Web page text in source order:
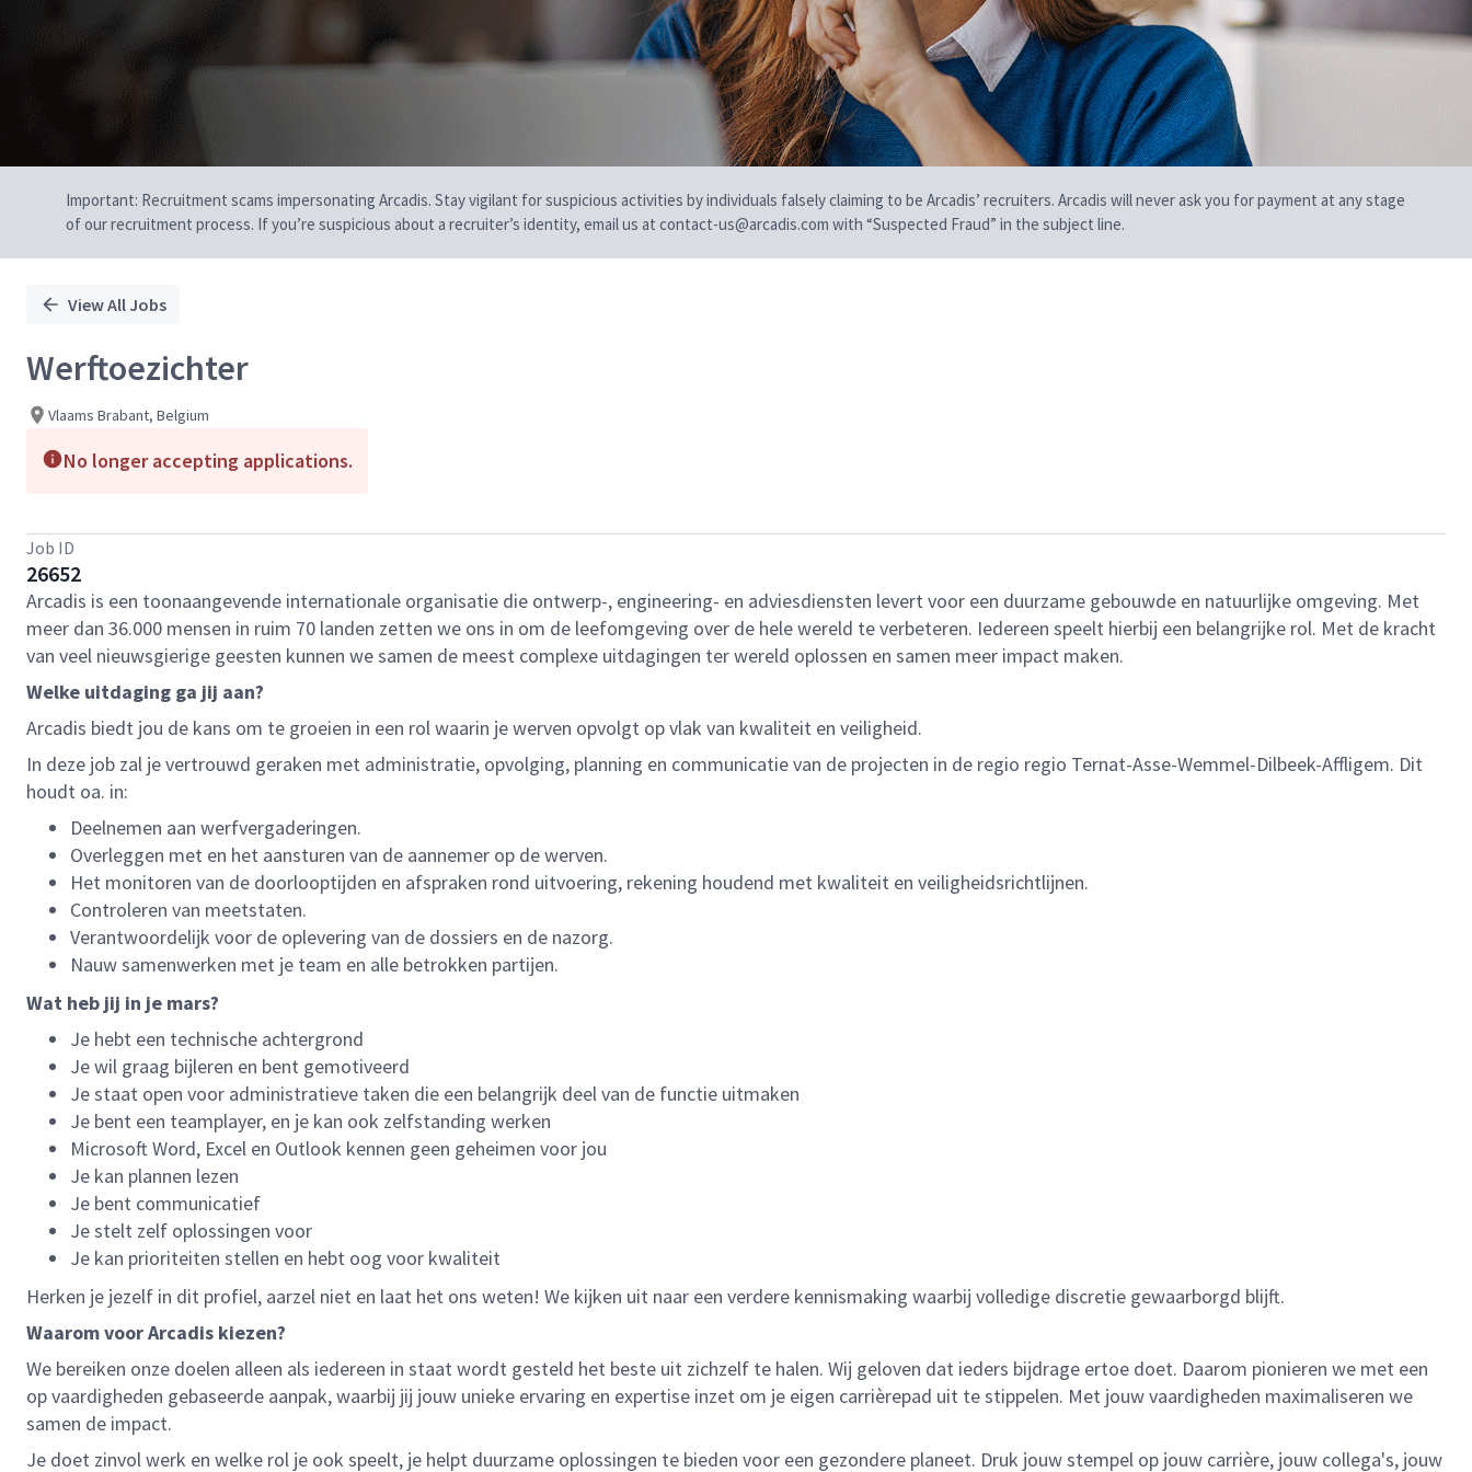
Important: Recruitment scams impersonating Arcadis. Stay vigilant for suspicious activities by individuals falsely claiming to be Arcadis’ recruiters. Arcadis will never ask you for payment at any stage
of our recruitment process. If you’re suspicious about a recruiter’s identity, email us at contact-us@arcadis.com with “Suspected Fraud” in the subject line.
View All Jobs
Werftoezichter
Vlaams Brabant, Belgium
No longer accepting applications.
Job ID
26652
Arcadis is een toonaangevende internationale organisatie die ontwerp-, engineering- en adviesdiensten levert voor een duurzame gebouwde en natuurlijke omgeving. Met
meer dan 36.000 mensen in ruim 70 landen zetten we ons in om de leefomgeving over de hele wereld te verbeteren. Iedereen speelt hierbij een belangrijke rol. Met de kracht
van veel nieuwsgierige geesten kunnen we samen de meest complexe uitdagingen ter wereld oplossen en samen meer impact maken.
Welke uitdaging ga jij aan?
Arcadis biedt jou de kans om te groeien in een rol waarin je werven opvolgt op vlak van kwaliteit en veiligheid.
In deze job zal je vertrouwd geraken met administratie, opvolging, planning en communicatie van de projecten in de regio regio Ternat-Asse-Wemmel-Dilbeek-Affligem. Dit
houdt oa. in:
Deelnemen aan werfvergaderingen.
Overleggen met en het aansturen van de aannemer op de werven.
Het monitoren van de doorlooptijden en afspraken rond uitvoering, rekening houdend met kwaliteit en veiligheidsrichtlijnen.
Controleren van meetstaten.
Verantwoordelijk voor de oplevering van de dossiers en de nazorg.
Nauw samenwerken met je team en alle betrokken partijen.
Wat heb jij in je mars?
Je hebt een technische achtergrond
Je wil graag bijleren en bent gemotiveerd
Je staat open voor administratieve taken die een belangrijk deel van de functie uitmaken
Je bent een teamplayer, en je kan ook zelfstanding werken
Microsoft Word, Excel en Outlook kennen geen geheimen voor jou
Je kan plannen lezen
Je bent communicatief
Je stelt zelf oplossingen voor
Je kan prioriteiten stellen en hebt oog voor kwaliteit
Herken je jezelf in dit profiel, aarzel niet en laat het ons weten! We kijken uit naar een verdere kennismaking waarbij volledige discretie gewaarborgd blijft.
Waarom voor Arcadis kiezen?
We bereiken onze doelen alleen als iedereen in staat wordt gesteld het beste uit zichzelf te halen. Wij geloven dat ieders bijdrage ertoe doet. Daarom pionieren we met een
op vaardigheden gebaseerde aanpak, waarbij jij jouw unieke ervaring en expertise inzet om je eigen carrièrepad uit te stippelen. Met jouw vaardigheden maximaliseren we
samen de impact.
Je doet zinvol werk en welke rol je ook speelt, je helpt duurzame oplossingen te bieden voor een gezondere planeet. Druk jouw stempel op jouw carrière, jouw collega's, jouw